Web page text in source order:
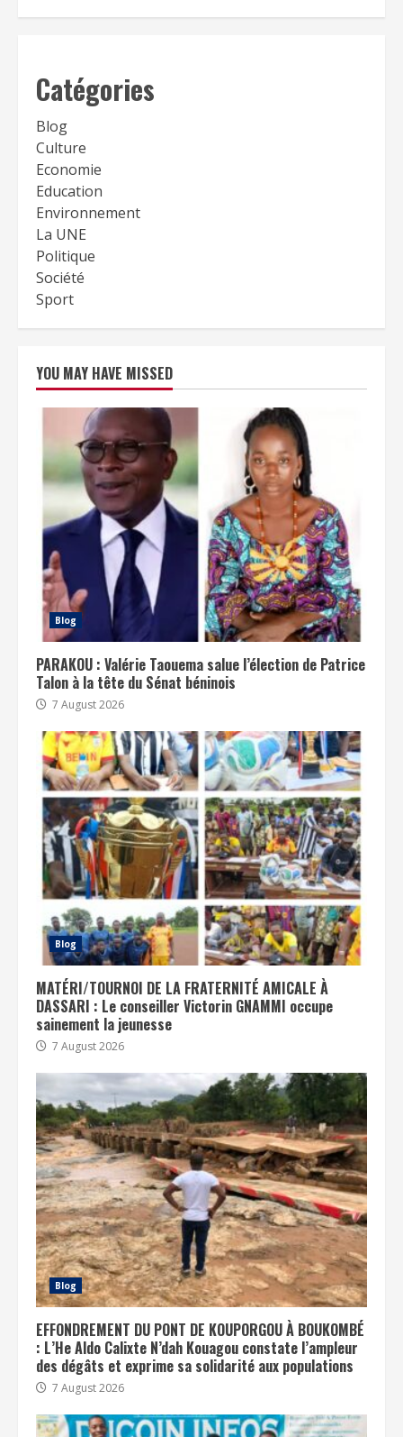
Catégories
Blog
Culture
Economie
Education
Environnement
La UNE
Politique
Société
Sport
YOU MAY HAVE MISSED
Blog
PARAKOU : Valérie Taouema salue l’élection de Patrice
Talon à la tête du Sénat béninois
7 August 2026
Blog
MATÉRI/TOURNOI DE LA FRATERNITÉ AMICALE À
DASSARI : Le conseiller Victorin GNAMMI occupe
sainement la jeunesse
7 August 2026
Blog
EFFONDREMENT DU PONT DE KOUPORGOU À BOUKOMBÉ
: L’He Aldo Calixte N’dah Kouagou constate l’ampleur
des dégâts et exprime sa solidarité aux populations
7 August 2026